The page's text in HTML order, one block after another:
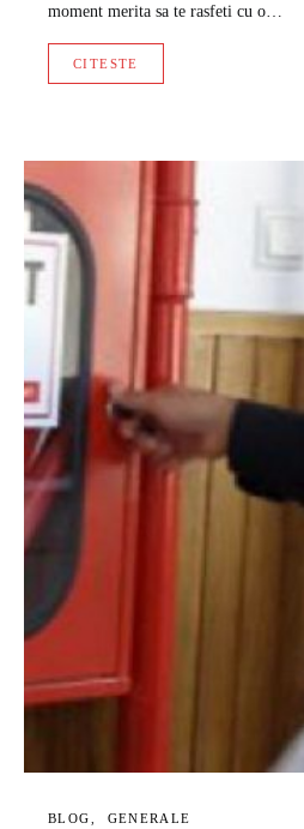
moment merita sa te rasfeti cu o…
CITESTE
BLOG GENERALE